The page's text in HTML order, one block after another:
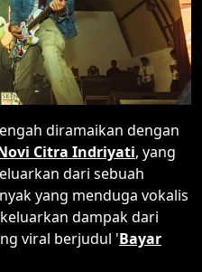
diramaikan dengan
Citra Indriyati, yang
dari sebuah
yang menduga vokalis
dampak dari
viral berjudul 'Bayar